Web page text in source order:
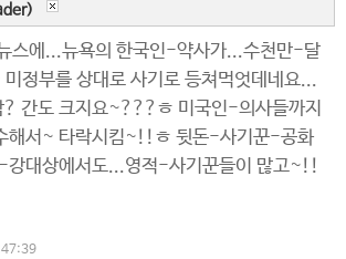
스에...뉴욕의 한국인-약사가...수천만-달
정부를 상대로 사기로 등쳐먹엇데네요...
간도 크지요~???ㅎ 미국인-의사들까지
해서~ 타락시킴~!!ㅎ 뒷돈-사기꾼-공화
대상에서도...영적-사기꾼들이 많고~!!